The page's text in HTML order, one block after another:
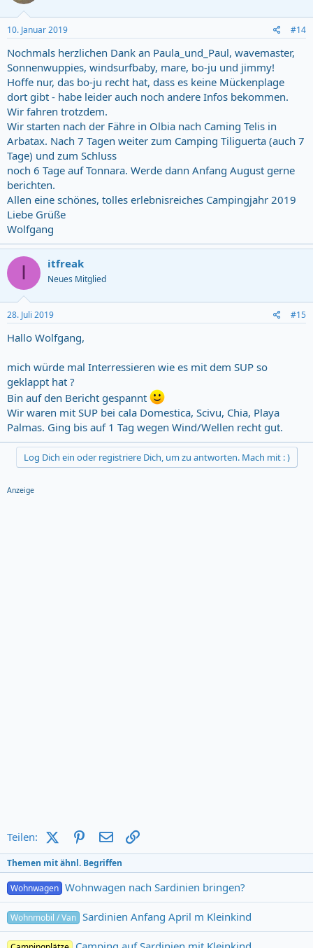
10. Januar 2019 #14
Nochmals herzlichen Dank an Paula_und_Paul, wavemaster,
Sonnenwuppies, windsurfbaby, mare, bo-ju und jimmy!
Hoffe nur, das bo-ju recht hat, dass es keine Mückenplage
dort gibt - habe leider auch noch andere Infos bekommen.
Wir fahren trotzdem.
Wir starten nach der Fähre in Olbia nach Caming Telis in
Arbatax. Nach 7 Tagen weiter zum Camping Tiliguerta (auch 7
Tage) und zum Schluss
noch 6 Tage auf Tonnara. Werde dann Anfang August gerne
berichten.
Allen eine schönes, tolles erlebnisreiches Campingjahr 2019
Liebe Grüße
Wolfgang
I itfreak
Neues Mitglied
28. Juli 2019 #15
Hallo Wolfgang,
mich würde mal Interressieren wie es mit dem SUP so
geklappt hat ?
Bin auf den Bericht gespannt
Wir waren mit SUP bei cala Domestica, Scivu, Chia, Playa
Palmas. Ging bis auf 1 Tag wegen Wind/Wellen recht gut.
Log Dich ein oder registriere Dich, um zu antworten. Mach mit : )
Anzeige
Teilen: X (Twitter)PinterestE-Mail
Themen mit ähnl. Begriffen
Wohnwagen Wohnwagen nach Sardinien bringen?
Wohnmobil / Van Sardinien Anfang April m Kleinkind